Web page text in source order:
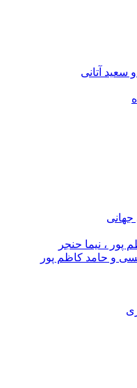
حنجر
کاظم پور